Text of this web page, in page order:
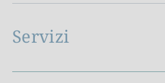
Servizi